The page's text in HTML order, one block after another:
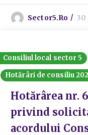
Sector5.ro 30
Consiliul local sector 5
Hotărâri de consiliu
Hotărârea nr.
privind
acordului